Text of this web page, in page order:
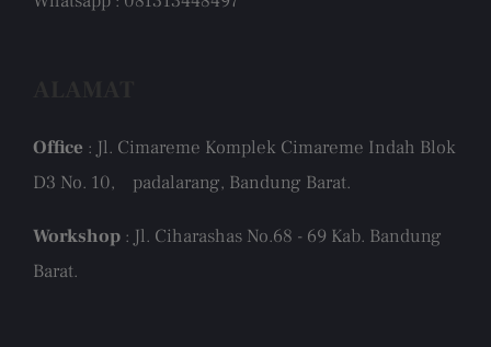
Office : Jl. Cimareme Komplek Cimareme Indah Blok
D3 No. 10, padalarang, Bandung Barat.
Workshop : Jl. Ciharashas No.68 - 69 Kab. Bandung
Barat.